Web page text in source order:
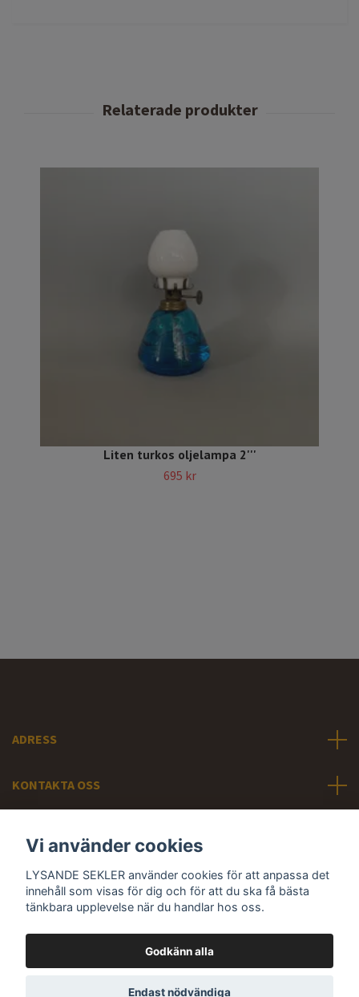
Liten turkos oljelampa 2'''
695 kr
ADRESS
KONTAKTA OSS
Sociala medier
© 2026 LYSANDE SEKLER - Svunna tiders belysning
Vi använder cookies
LYSANDE SEKLER använder cookies för att anpassa det
innehåll som visas för dig och för att du ska få bästa
tänkbara upplevelse när du handlar hos oss.
Godkänn alla
Endast nödvändiga